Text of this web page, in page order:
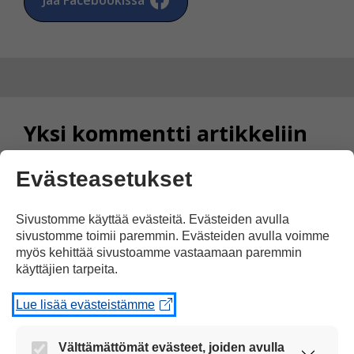
Yksi kommentti artikkeliin
”Kotikadun viimeinen syksy”
Simo Natunen
14.07.2015 klo 14:16
kotikatu on paras ohjelma.
Evästeasetukset
Sivustomme käyttää evästeitä. Evästeiden avulla
sivustomme toimii paremmin. Evästeiden avulla voimme
myös kehittää sivustoamme vastaamaan paremmin
käyttäjien tarpeita.
Lue lisää evästeistämme
Välttämättömät evästeet, joiden avulla